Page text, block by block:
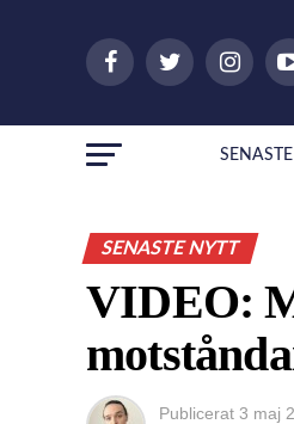
SENASTE NYTT
VIDEO:
Publicerat 3 maj